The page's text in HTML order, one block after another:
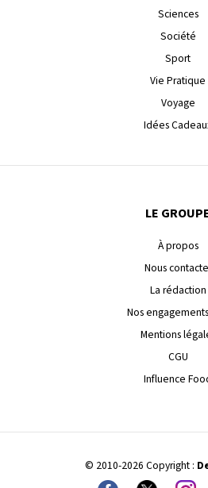
Sciences
Société
Sport
Vie Pratique
Voyage
Idées
LE
À propos
Nous
La rédaction
Nos
Mentions
CGU
Influence
© 2010-2026 Copyright :